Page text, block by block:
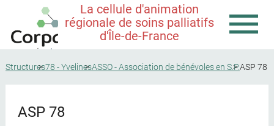
La cellule d'animation
régionale de soins palliatifs
d'Île-de-France
Structures78 - YvelinesASSO - Association de bénévoles en S.P.ASP 78
ASP 78